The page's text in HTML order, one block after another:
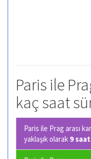
Paris ile
kaç saat
Paris ile Prag arası
yaklaşık olarak 9